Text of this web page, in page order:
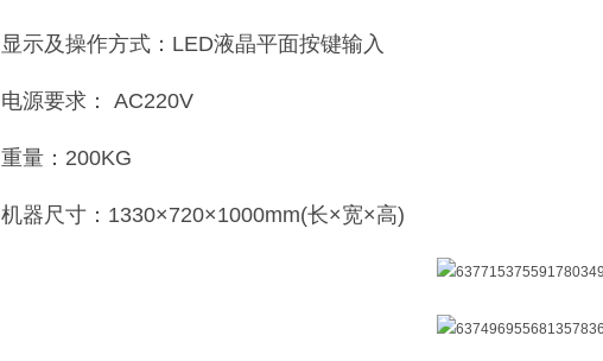
显示及操作方式：LED液晶平面按键输入
电源要求： AC220V
重量：200KG
机器尺寸：1330×720×1000mm(长×宽×高)